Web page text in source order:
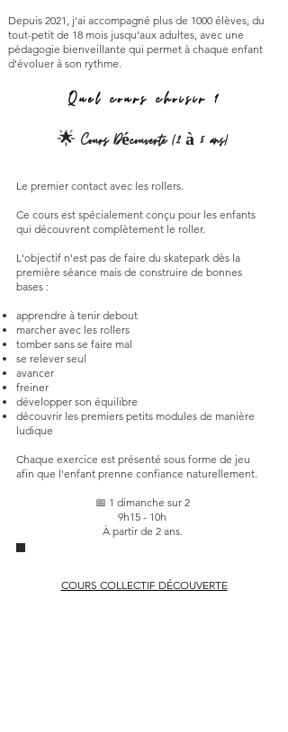
Depuis 2021, j'ai accompagné plus de 1000 élèves, du
tout-petit de 18 mois jusqu'aux adultes, avec une
pédagogie bienveillante qui permet à chaque enfant
d'évoluer à son rythme.
Quel cours choisir ?
🌟 Cours Découverte (2 à 5 ans)
Le premier contact avec les rollers.
Ce cours est spécialement conçu pour les enfants
qui découvrent complètement le roller.
L'objectif n'est pas de faire du skatepark dès la
première séance mais de construire de bonnes
bases :
apprendre à tenir debout
marcher avec les rollers
tomber sans se faire mal
se relever seul
avancer
freiner
développer son équilibre
découvrir les premiers petits modules de manière
ludique
Chaque exercice est présenté sous forme de jeu
afin que l'enfant prenne confiance naturellement.
📅 1 dimanche sur 2
9h15 - 10h
À partir de 2 ans.
COURS COLLECTIF DÉCOUVERTE